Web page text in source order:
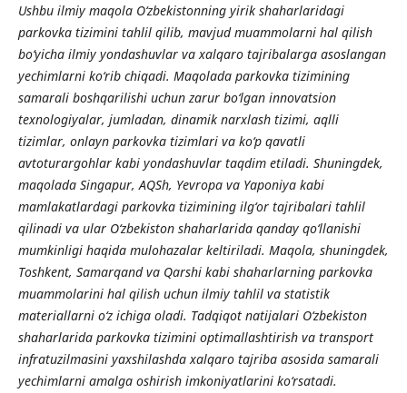
Ushbu ilmiy maqola O‘zbekistonning yirik shaharlaridagi
parkovka tizimini tahlil qilib, mavjud muammolarni hal qilish
bo‘yicha ilmiy yondashuvlar va xalqaro tajribalarga asoslangan
yechimlarni ko‘rib chiqadi. Maqolada parkovka tizimining
samarali boshqarilishi uchun zarur bo‘lgan innovatsion
texnologiyalar, jumladan, dinamik narxlash tizimi, aqlli
tizimlar, onlayn parkovka tizimlari va ko‘p qavatli
avtoturargohlar kabi yondashuvlar taqdim etiladi. Shuningdek,
maqolada Singapur, AQSh, Yevropa va Yaponiya kabi
mamlakatlardagi parkovka tizimining ilg‘or tajribalari tahlil
qilinadi va ular O‘zbekiston shaharlarida qanday qo‘llanishi
mumkinligi haqida mulohazalar keltiriladi. Maqola, shuningdek,
Toshkent, Samarqand va Qarshi kabi shaharlarning parkovka
muammolarini hal qilish uchun ilmiy tahlil va statistik
materiallarni o‘z ichiga oladi. Tadqiqot natijalari O‘zbekiston
shaharlarida parkovka tizimini optimallashtirish va transport
infratuzilmasini yaxshilashda xalqaro tajriba asosida samarali
yechimlarni amalga oshirish imkoniyatlarini ko‘rsatadi.